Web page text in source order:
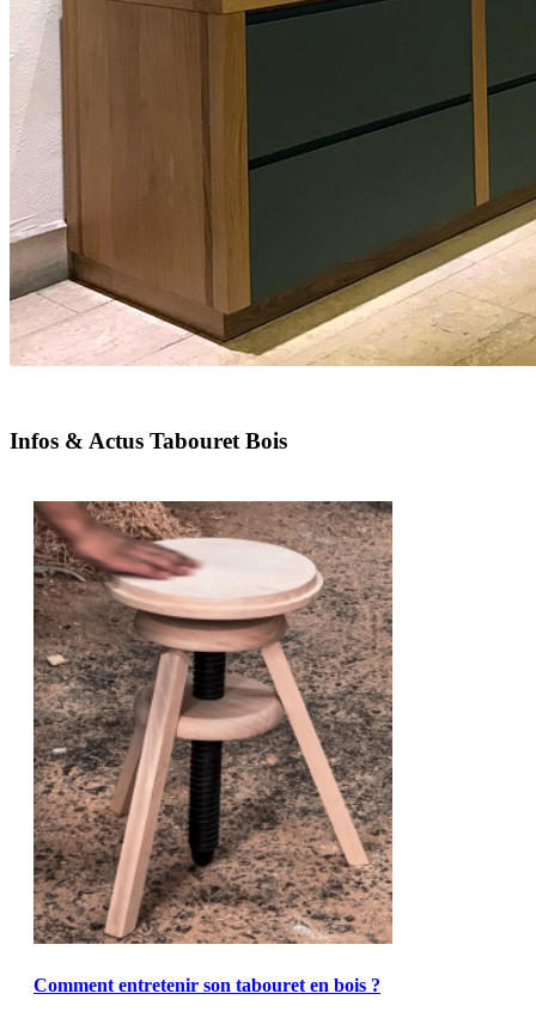
Infos & Actus Tabouret Bois
Comment entretenir son tabouret en bois ?